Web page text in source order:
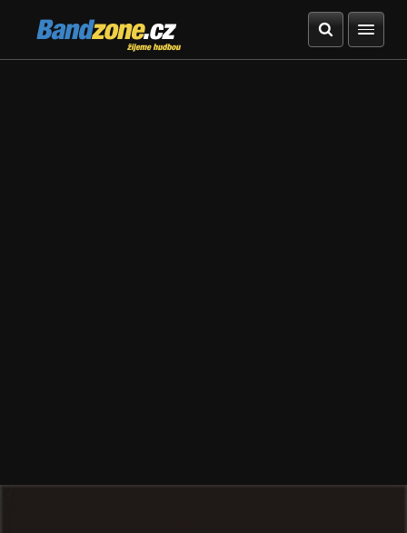
Bandzone.cz
žijeme hudbou